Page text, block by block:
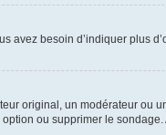
avez besoin d’indiquer plus
original, un modérateur ou
ou supprimer le